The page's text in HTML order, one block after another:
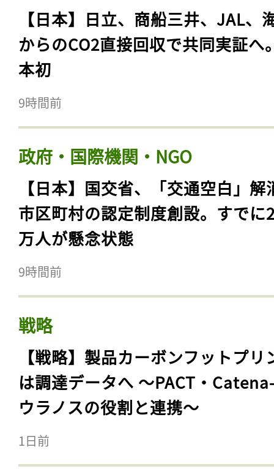
【日本】日立、商船三井、JAL、
からのCO2直接回収で共同実証へ
本初
9時間前
政府・国際機関・NGO
【日本】国交省、「交通空白」解
市区町村の認定制度創設。すでに
万人が懸念状態
9時間前
戦略
【戦略】製品カーボンフットプリ
は調達データへ 〜PACT・
ウラノスの役割と連携〜
1日前